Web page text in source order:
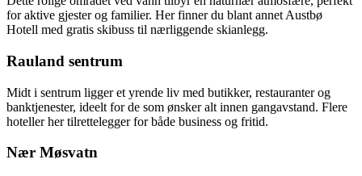
for aktive gjester og familier. Her finner du blant annet Austbø
Hotell med gratis skibuss til nærliggende skianlegg.
Rauland sentrum
Midt i sentrum ligger et yrende liv med butikker, restauranter og
banktjenester, ideelt for de som ønsker alt innen gangavstand. Flere
hoteller her tilrettelegger for både business og fritid.
Nær Møsvatn